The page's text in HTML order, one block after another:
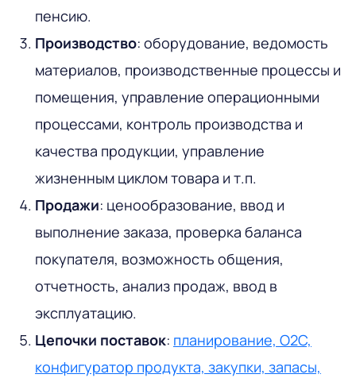
пенсию.
Производство: оборудование, ведомость
материалов, производственные процессы и
помещения, управление операционными
процессами, контроль производства и
качества продукции, управление
жизненным циклом товара и т.п.
Продажи: ценообразование, ввод и
выполнение заказа, проверка баланса
покупателя, возможность общения,
отчетность, анализ продаж, ввод в
эксплуатацию.
Цепочки поставок: планирование, O2C,
конфигуратор продукта, закупки, запасы,